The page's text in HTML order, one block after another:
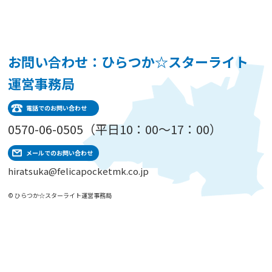
お問い合わせ：ひらつか☆スターライト
運営事務局
電話でのお問い合わせ
0570-06-0505（平日10：00～17：00）
メールでのお問い合わせ
hiratsuka@felicapocketmk.co.jp
© ひらつか☆スターライト運営事務局